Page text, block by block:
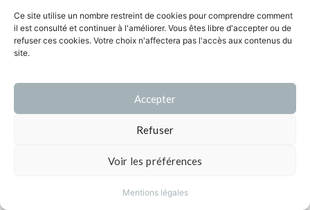
Ce site utilise un nombre restreint de cookies pour comprendre comment
il est consulté et continuer à l'améliorer. Vous êtes libre d'accepter ou de
refuser ces cookies. Votre choix n'affectera pas l'accès aux contenus du
site.
Accepter
Refuser
Voir les préférences
Mentions légales